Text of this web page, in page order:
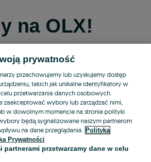
na OLX!
przez Facebooka
przez konto Apple
przez konto Google
LUB
prywatność
przechowujemy lub uzyskujemy dostęp
takich jak unikalne identyfikatory w
przetwarzania danych osobowych.
zaakceptować wybory lub zarządzać nimi,
w dowolnym momencie na stronie polityki
będą sygnalizowane naszym partnerom
na dane przeglądania.
Polityka
Prywatności
partnerami przetwarzamy dane w celu